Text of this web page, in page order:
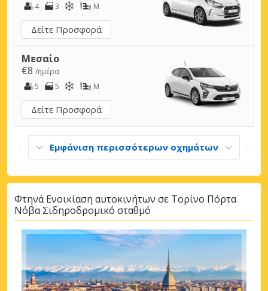
4
3 M
Δείτε Προσφορά
Μεσαίο
€8 /ημέρα
5
5 M
Δείτε Προσφορά
Εμφάνιση περισσότερων οχημάτων
Φτηνά Ενοικίαση αυτοκινήτων σε Τορίνο Πόρτα
Νόβα Σιδηροδρομικό σταθμό